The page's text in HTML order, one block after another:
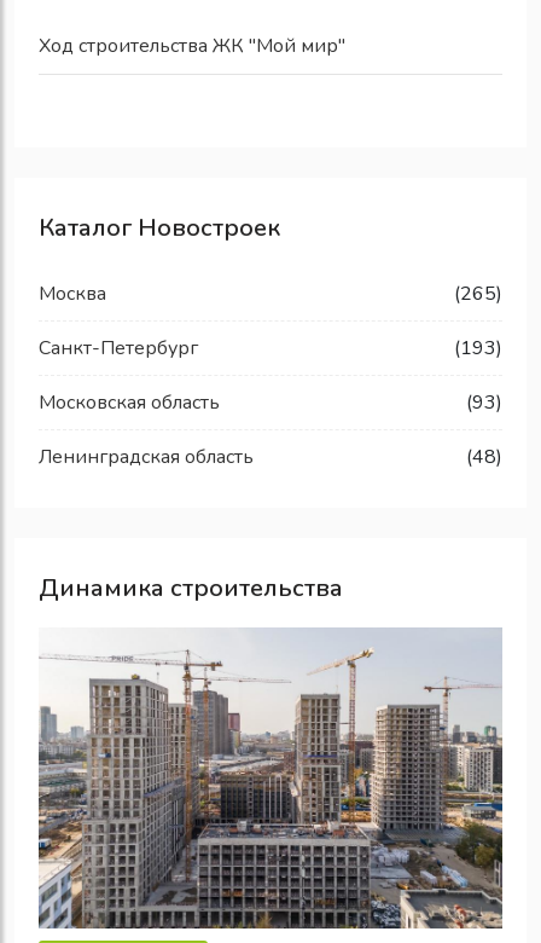
Ход строительства ЖК "Мой мир"
Каталог Новостроек
Москва (265)
Санкт-Петербург (193)
Московская область (93)
Ленинградская область (48)
Динамика строительства